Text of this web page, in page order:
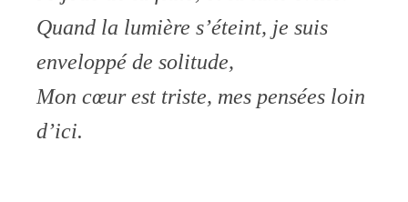
Quand la lumière s’éteint, je suis
enveloppé de solitude,
Mon cœur est triste, mes pensées loin
d’ici.